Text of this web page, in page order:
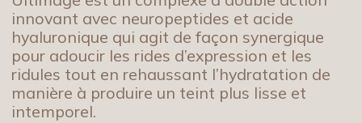
innovant avec neuropeptides et acide
hyaluronique qui agit de façon synergique
pour adoucir les rides d’expression et les
ridules tout en rehaussant l’hydratation de
manière à produire un teint plus lisse et
intemporel.